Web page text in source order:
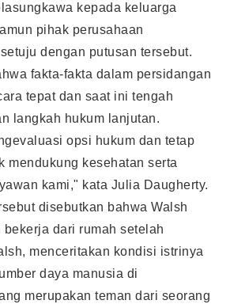
kepada keluarga
pihak perusahaan
dengan putusan tersebut.
fakta-fakta dalam persidangan
tepat dan saat ini tengah
langkah hukum lanjutan.
opsi hukum dan tetap
mendukung kesehatan serta
kami," kata Julia Daugherty.
disebutkan bahwa Walsh
dari rumah setelah
menceritakan kondisi istrinya
daya manusia di
merupakan teman dari seorang